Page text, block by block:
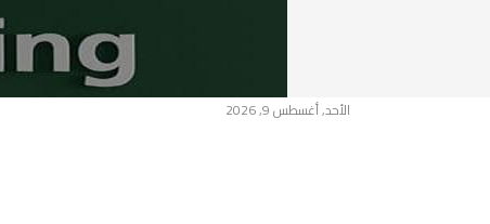
الأحد, أغسطس 9, 2026